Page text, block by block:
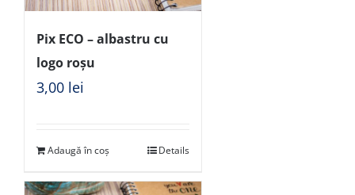
Pix ECO – albastru cu
logo roșu
3,00 lei
Adaugă în coș Details